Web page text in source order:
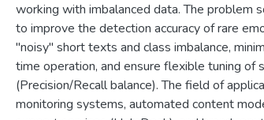
working with imbalanced data. The problem
to improve the detection accuracy of rare
"noisy" short texts and class imbalance,
time operation, and ensure flexible tuning of
(Precision/Recall balance). The field of
monitoring systems, automated content